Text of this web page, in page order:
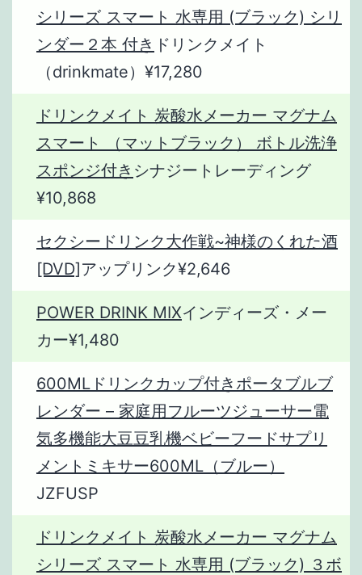
シリーズ スマート 水専用 (ブラック) シリ
ンダー２本 付き ドリンクメイト
（drinkmate）¥17,280
ドリンクメイト 炭酸水メーカー マグナム
スマート （マットブラック） ボトル洗浄
スポンジ付き シナジートレーディング
¥10,868
セクシードリンク大作戦~神様のくれた酒
[DVD]アップリンク¥2,646
POWER DRINK MIXインディーズ・メー
カー¥1,480
600MLドリンクカップ付きポータブルブ
レンダー – 家庭用フルーツジューサー電
気多機能大豆豆乳機ベビーフードサプリ
メントミキサー600ML（ブルー）
JZFUSP
ドリンクメイト 炭酸水メーカー マグナム
シリーズ スマート 水専用 (ブラック) ３ボ